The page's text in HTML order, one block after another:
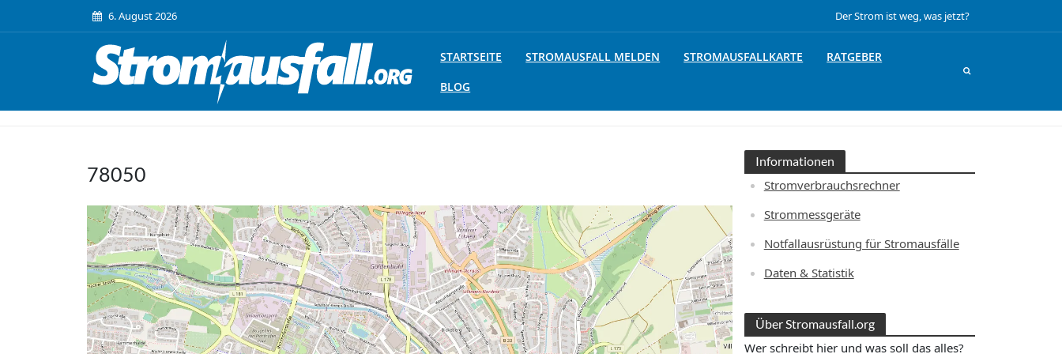
6. August 2026 Der Strom ist weg, was jetzt?
STARTSEITE STROMAUSFALL MELDEN STROMAUSFALLKARTE
RATGEBER
BLOG
78050
Informationen
Stromverbrauchsrechner
Strommessgeräte
Notfallausrüstung für Stromausfälle
Daten & Statistik
Über Stromausfall.org
Wer schreibt hier und was soll das alles?